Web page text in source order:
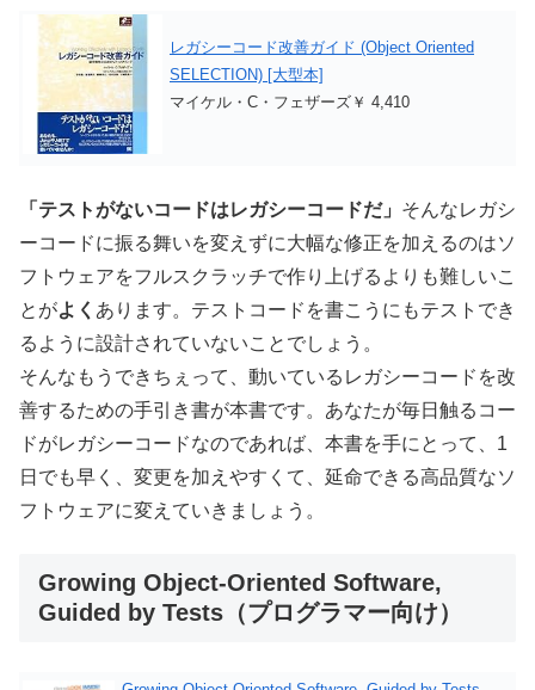
レガシーコード改善ガイド (Object Oriented
SELECTION) [大型本]
マイケル・C・フェザーズ￥ 4,410
「テストがないコードはレガシーコードだ」 そんなレガシ
ーコードに振る舞いを変えずに大幅な修正を加えるのはソ
フトウェアをフルスクラッチで作り上げるよりも難しいこ
とがよく あります。テストコードを書こうにもテストでき
るように設計されていないことでしょう。
そんなもうできちぇって、動いているレガシーコードを改
善するための手引き書が本書です。あなたが毎日触るコー
ドがレガシーコードなのであれば、本書を手にとって、1
日でも早く、変更を加えやすくて、延命できる高品質なソ
フトウェアに変えていきましょう。
Growing Object-Oriented Software,
Guided by Tests（プログラマー向け）